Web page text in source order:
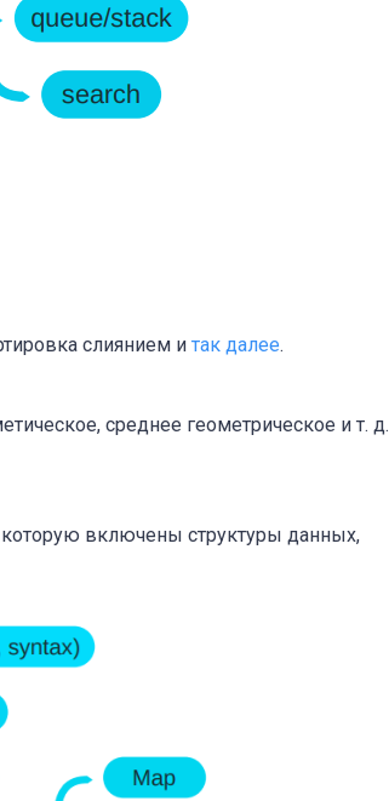
слиянием и так далее.
среднее геометрическое и т. д.
включены структуры данных,